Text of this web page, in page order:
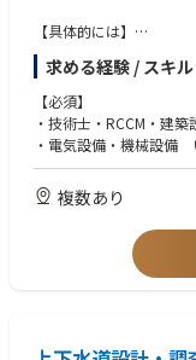
【具体的には】
■調査、診断
■法手続
■基本構想および基本計
■基本設計、詳細設計
※新規案件が3割、既存
※中途採用募集要項とい
させて頂きます。
求める経験 / スキル
【必須】
・技術士・RCCM・建
・電気設備・機械設備
複数あり